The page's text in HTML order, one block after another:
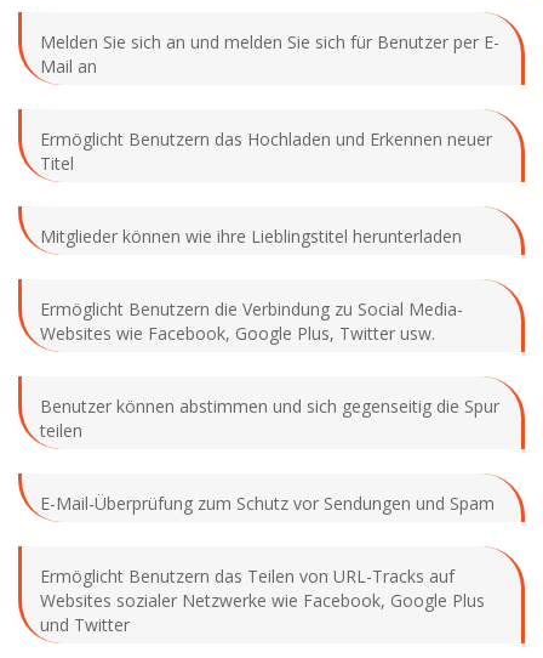
Melden Sie sich an und melden Sie sich für Benutzer per E-
Mail an
Ermöglicht Benutzern das Hochladen und Erkennen neuer
Titel
Mitglieder können wie ihre Lieblingstitel herunterladen
Ermöglicht Benutzern die Verbindung zu Social Media-
Websites wie Facebook, Google Plus, Twitter usw.
Benutzer können abstimmen und sich gegenseitig die Spur
teilen
E-Mail-Überprüfung zum Schutz vor Sendungen und Spam
Ermöglicht Benutzern das Teilen von URL-Tracks auf
Websites sozialer Netzwerke wie Facebook, Google Plus
und Twitter